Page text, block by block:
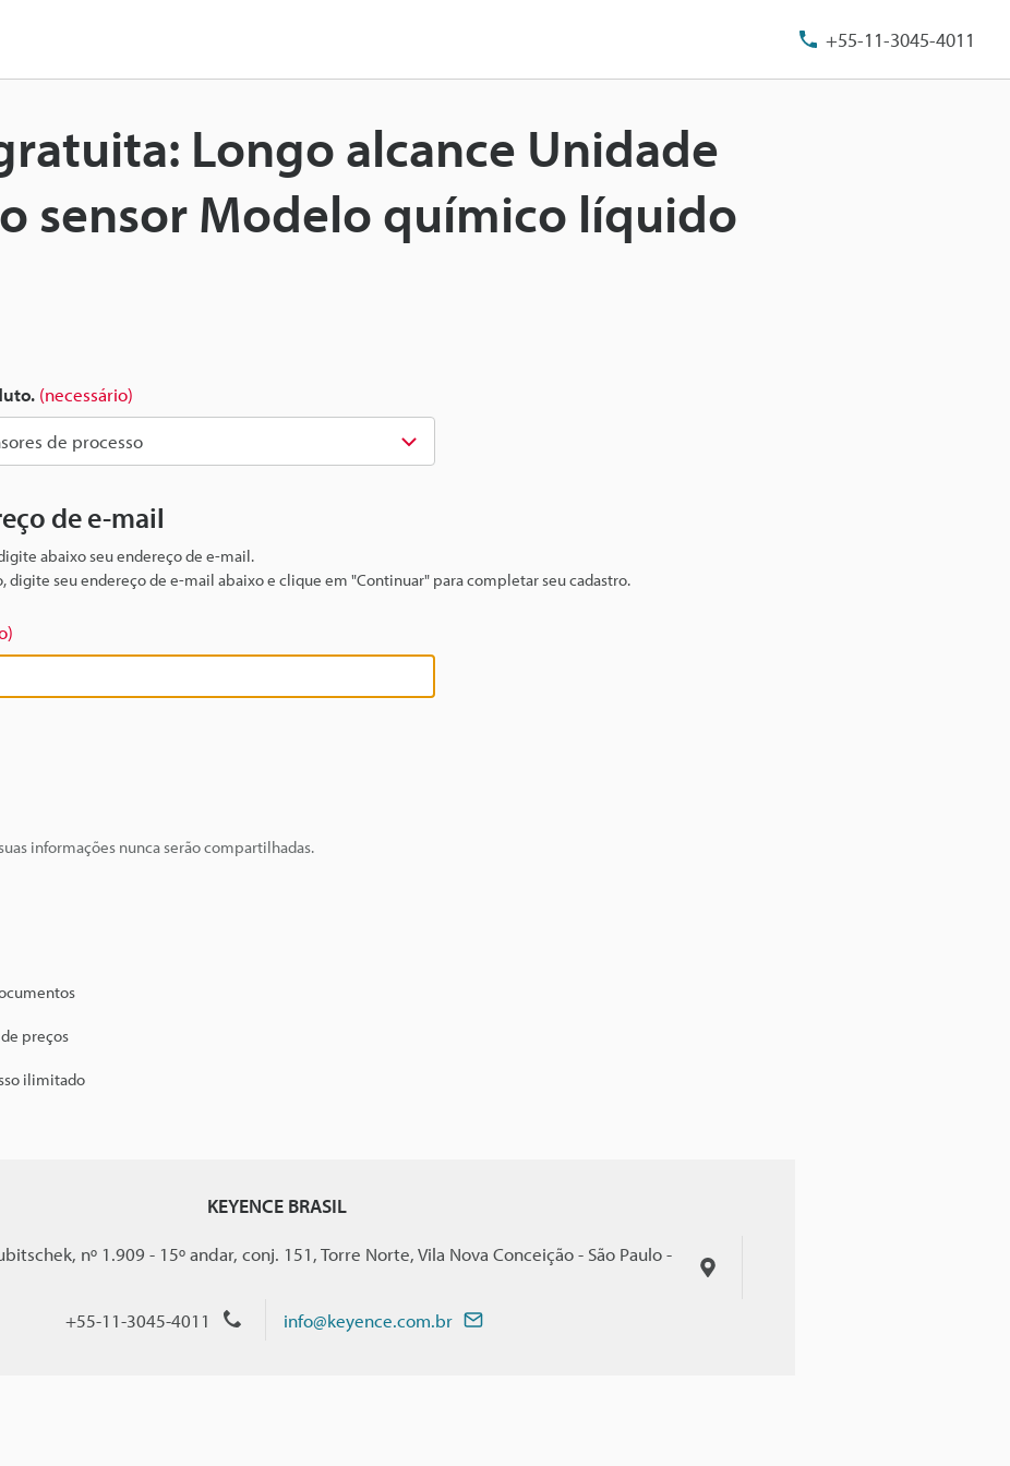
+55-11-3045-4011
Longo alcance Unidade
sensor Modelo químico líquido
(necessário)
de e-mail
abaixo seu endereço de e-mail.
digite seu endereço de e-mail abaixo e clique em "Continuar" para completar seu cadastro.
informações nunca serão compartilhadas.
preços
ilimitado
KEYENCE BRASIL
nº 1.909 - 15º andar, conj. 151, Torre Norte, Vila Nova Conceição - São Paulo -
+55-11-3045-4011
info@keyence.com.br